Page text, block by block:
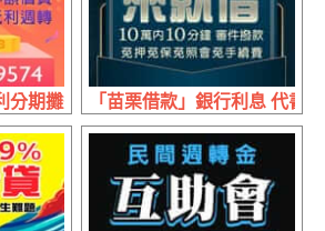
分期攤還 小額借貸 | 低利週轉 店面保障
「苗栗借款」銀行利息 代書